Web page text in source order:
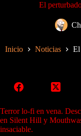
El
Inicio Noticias El
Terror lo-fi en vena.
en Silent Hill y
insaciable.